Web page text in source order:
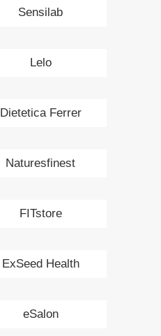
Sensilab
Lelo
Dietetica Ferrer
Naturesfinest
FITstore
ExSeed Health
eSalon